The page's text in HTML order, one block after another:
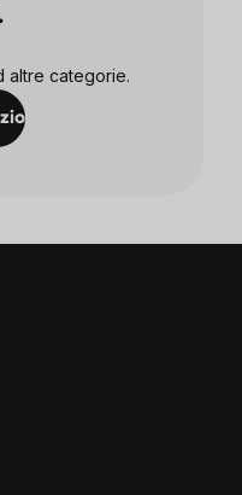
altre categorie.